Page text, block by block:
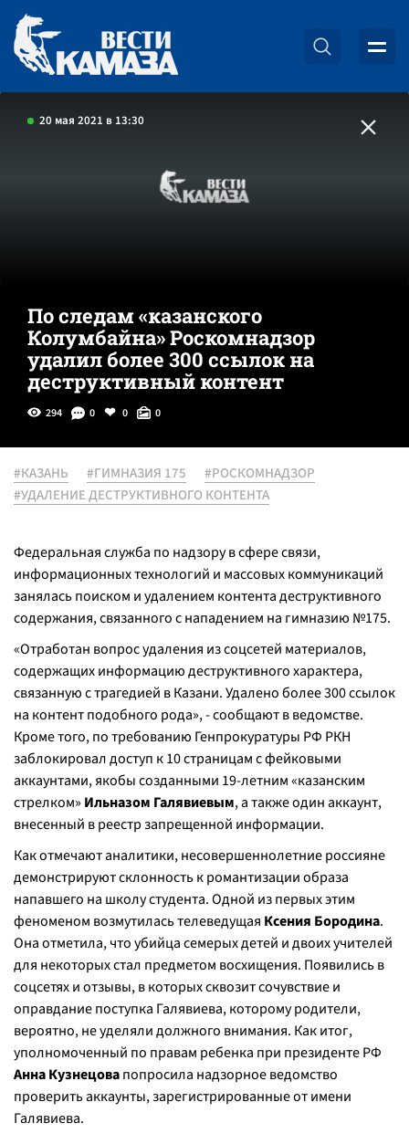
20 мая 2021 в 13:30
По следам «казанского
Колумбайна» Роскомнадзор
удалил более 300 ссылок на
деструктивный контент
294 0 0 0
#КАЗАНЬ #ГИМНАЗИЯ 175
#РОСКОМНАДЗОР
#УДАЛЕНИЕ ДЕСТРУКТИВНОГО КОНТЕНТА
Федеральная служба по надзору в сфере связи,
информационных технологий и массовых коммуникаций
занялась поиском и удалением контента деструктивного
содержания, связанного с нападением на гимназию №175.
«Отработан вопрос удаления из соцсетей материалов,
содержащих информацию деструктивного характера,
связанную с трагедией в Казани. Удалено более 300 ссылок
на контент подобного рода», - сообщают в ведомстве.
Кроме того, по требованию Генпрокуратуры РФ РКН
заблокировал доступ к 10 страницам с фейковыми
аккаунтами, якобы созданными 19-летним «казанским
стрелком» Ильназом Галявиевым, а также один аккаунт,
внесенный в реестр запрещенной информации.
Как отмечают аналитики, несовершеннолетние россияне
демонстрируют склонность к романтизации образа
напавшего на школу студента. Одной из первых этим
феноменом возмутилась телеведущая Ксения Бородина.
Она отметила, что убийца семерых детей и двоих учителей
для некоторых стал предметом восхищения. Появились в
соцсетях и отзывы, в которых сквозит сочувствие и
оправдание поступка Галявиева, которому родители,
вероятно, не уделяли должного внимания. Как итог,
уполномоченный по правам ребенка при президенте РФ
Анна Кузнецовапопросила надзорное ведомство
проверить аккаунты, зарегистрированные от имени
Галявиева.